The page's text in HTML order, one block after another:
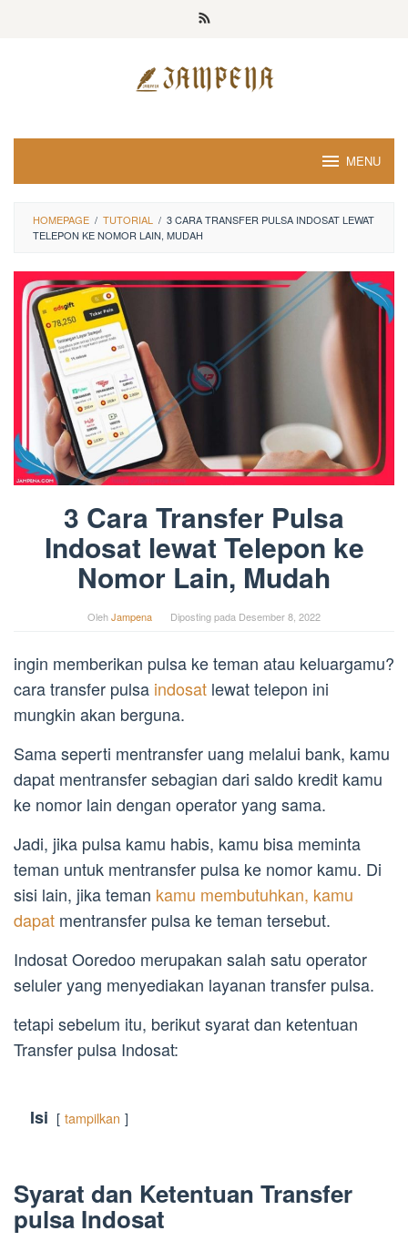
MENU
HOMEPAGE / TUTORIAL / 3 CARA TRANSFER PULSA INDOSAT LEWAT
TELEPON KE NOMOR LAIN, MUDAH
3 Cara Transfer Pulsa
Indosat lewat Telepon ke
Nomor Lain, Mudah
OlehJampena Diposting pada Desember 8, 2022
ingin memberikan pulsa ke teman atau keluargamu?
cara transfer pulsa indosat lewat telepon ini
mungkin akan berguna.
Sama seperti mentransfer uang melalui bank, kamu
dapat mentransfer sebagian dari saldo kredit kamu
ke nomor lain dengan operator yang sama.
Jadi, jika pulsa kamu habis, kamu bisa meminta
teman untuk mentransfer pulsa ke nomor kamu. Di
sisi lain, jika teman kamu membutuhkan, kamu
dapat mentransfer pulsa ke teman tersebut.
Indosat Ooredoo merupakan salah satu operator
seluler yang menyediakan layanan transfer pulsa.
tetapi sebelum itu, berikut syarat dan ketentuan
Transfer pulsa Indosat:
Isi tampilkan
Syarat dan Ketentuan Transfer
pulsa Indosat